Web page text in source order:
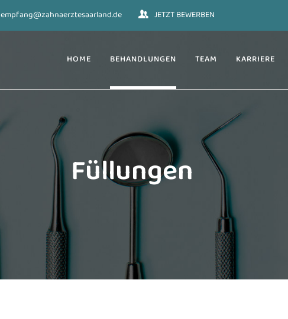
empfang@zahnaerztesaarland.de JETZT BEWERBEN
HOME BEHANDLUNGEN TEAM KARRIERE
Füllungen